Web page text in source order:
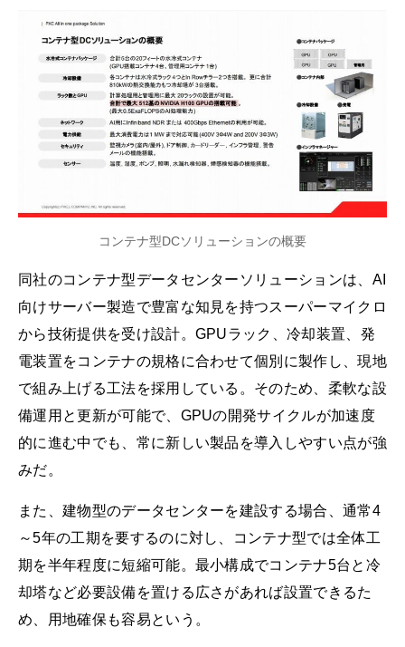
コンテナ型DCソリューションの概要
同社のコンテナ型データセンターソリューションは、AI
向けサーバー製造で豊富な知見を持つスーパーマイクロ
から技術提供を受け設計。GPUラック、冷却装置、発
電装置をコンテナの規格に合わせて個別に製作し、現地
で組み上げる工法を採用している。そのため、柔軟な設
備運用と更新が可能で、GPUの開発サイクルが加速度
的に進む中でも、常に新しい製品を導入しやすい点が強
みだ。
また、建物型のデータセンターを建設する場合、通常4
～5年の工期を要するのに対し、コンテナ型では全体工
期を半年程度に短縮可能。最小構成でコンテナ5台と冷
却塔など必要設備を置ける広さがあれば設置できるた
め、用地確保も容易という。